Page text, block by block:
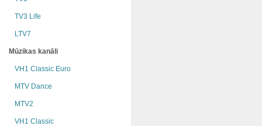
TV3 Life
LTV7
Mūzikas kanāli
VH1 Classic Euro
MTV Dance
MTV2
VH1 Classic